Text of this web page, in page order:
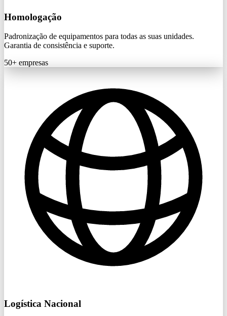
Homologação
Padronização de equipamentos para todas as suas unidades.
Garantia de consistência e suporte.
50+ empresas
Logística Nacional